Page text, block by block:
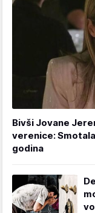
Bivši Jovane
verenice:
godina